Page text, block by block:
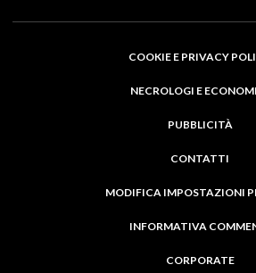
COOKIE E PRIVACY
NECROLOGI E
PUBBLICITÀ
CONTATTI
MODIFICA IMPOSTAZIONI
INFORMATIVA
CORPORATE